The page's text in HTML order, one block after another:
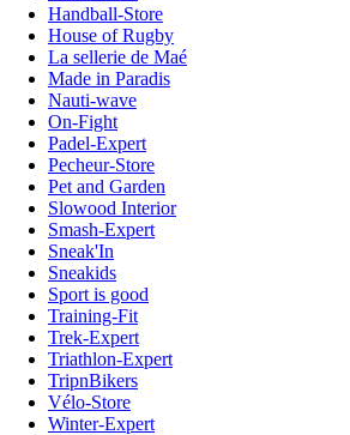
Handball-Store
House of Rugby
La sellerie de Maé
Made in Paradis
Nauti-wave
On-Fight
Padel-Expert
Pecheur-Store
Pet and Garden
Slowood Interior
Smash-Expert
Sneak'In
Sneakids
Sport is good
Training-Fit
Trek-Expert
Triathlon-Expert
TripnBikers
Vélo-Store
Winter-Expert